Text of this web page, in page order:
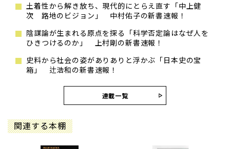
土着性から解き放ち、現代的にとらえ直す「中上健
次 路地のビジョン」 中村佑子の新書速報！
陰謀論が生まれる原点を探る「科学否定論はなぜ人を
ひきつけるのか」 上村剛の新書速報！
史料から社会の姿がありありと浮かぶ「日本史の宝
箱」 辻浩和の新書速報！
連載一覧
関連する本棚